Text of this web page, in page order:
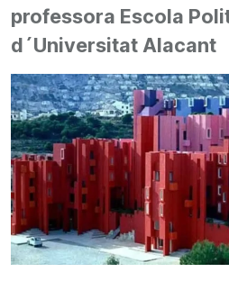
professora Escola
d´Universitat Alacant